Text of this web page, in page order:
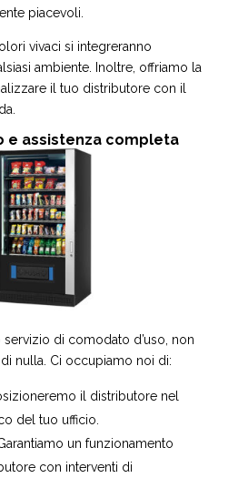
piacevoli.
vivaci si integreranno
ambiente. Inoltre, offriamo la
il tuo distributore con il
e assistenza completa
di comodato d’uso, non
nulla. Ci occupiamo noi di:
il distributore nel
del tuo ufficio.
un funzionamento
con interventi di